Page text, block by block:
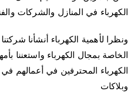
الكهرباء في المنازل والشركات
ونظرا لأهمية الكهرباء أنشأنا
الخاصة بمجال الكهرباء واستعننا
الكهرباء المحترفين في أعمالهم
وبلاكات